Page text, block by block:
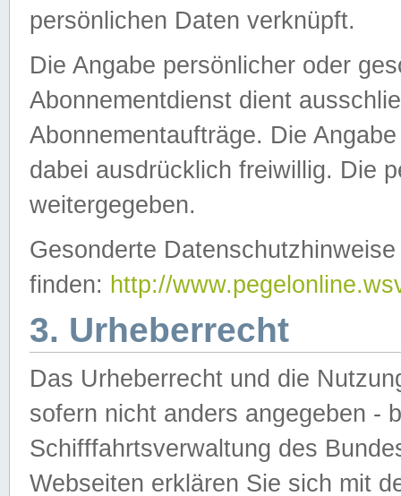
persönlichen Daten verknüpft.
Die Angabe persönlicher oder
Abonnementdienst dient
Abonnementaufträge. Die
dabei ausdrücklich freiwillig. Die
weitergegeben.
Gesonderte
finden: http://
3. Urheberrecht
Das Urheberrecht und die
sofern nicht anders angegeben -
Schifffahrtsverwaltung des
Webseiten erklären Sie sich mit